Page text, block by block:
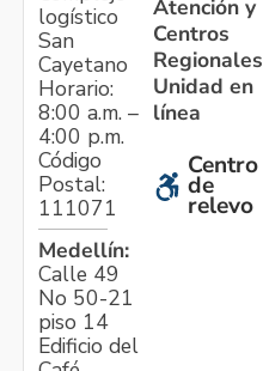
logístico
San
Cayetano
Horario:
8:00 a.m. –
4:00 p.m.
Código
Postal:
111071
Medellín:
Calle 49
No 50-21
piso 14
Edificio del
Atención y
Centros
Regionales
Unidad en
línea
Centro
de
relevo